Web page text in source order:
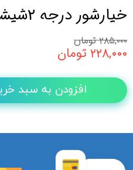
خیارشور درجه 2شیشه 1500میل پونا
۲۸۵,۰۰۰ تومان
۲۲۸,۰۰۰ تومان
افزودن به سبد